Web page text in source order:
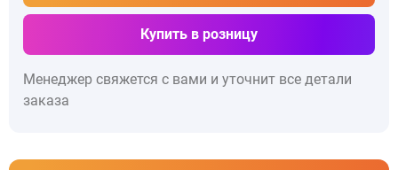
Купить в розницу
Менеджер свяжется с вами и уточнит все детали
заказа